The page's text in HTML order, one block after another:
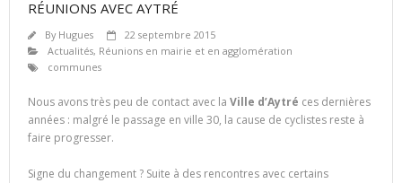
RÉUNIONS AVEC AYTRÉ
By Hugues
22 septembre 2015
Actualités, Réunions en mairie et en agglomération
communes
Nous avons très peu de contact avec la Ville d’Aytré ces dernières
années : malgré le passage en ville 30, la cause de cyclistes reste à
faire progresser.
Signe du changement ? Suite à des rencontres avec certains